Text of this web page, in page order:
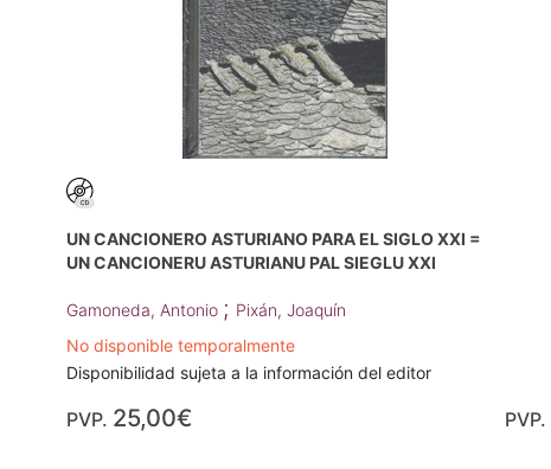
UN CANCIONERO ASTURIANO PARA EL SIGLO XXI =
UN CANCIONERU ASTURIANU PAL SIEGLU XXI
Gamoneda, Antonio ; Pixán, Joaquín
No disponible temporalmente
Disponibilidad sujeta a la información del editor
PVP. 25,00€ PVP.